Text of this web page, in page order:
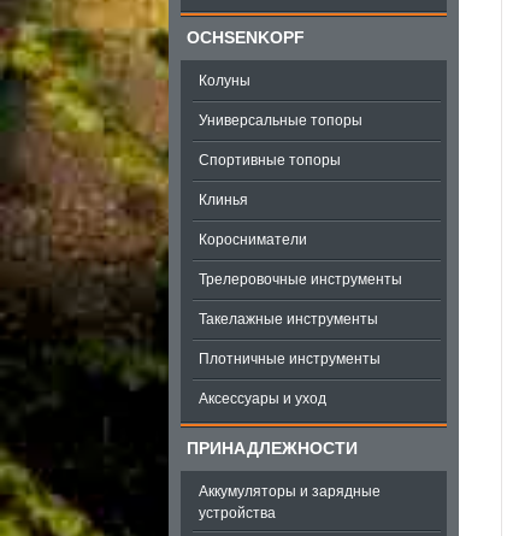
OCHSENKOPF
Колуны
Универсальные топоры
Спортивные топоры
Клинья
Коросниматели
Трелеровочные инструменты
Такелажные инструменты
Плотничные инструменты
Аксессуары и уход
ПРИНАДЛЕЖНОСТИ
Аккумуляторы и зарядные
устройства